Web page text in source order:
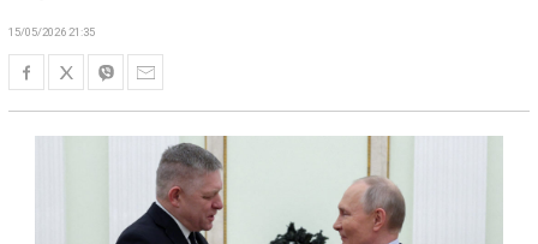
15/05/2026 21:35